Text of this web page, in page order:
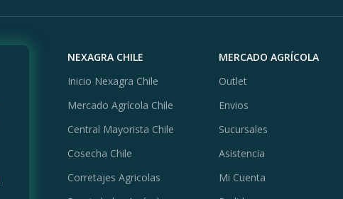
NEXAGRA CHILE
Inicio Nexagra Chile
Mercado Agrícola Chile
Central Mayorista Chile
Cosecha Chile
Corretajes Agricolas
MERCADO AGRÍCOLA
Outlet
Envios
Sucursales
Asistencia
Mi Cuenta